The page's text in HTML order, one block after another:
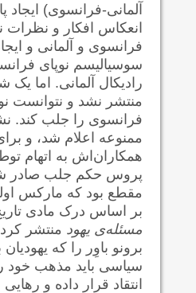
آلمانی-فرانسوی) ایجاد
انعکاس افکار و نظرات
فرانسوی و آلمانی و
سوسیالیسم نوپای
رادیکال آلمانی. اما یک
منتشر نشد و نتوانست
فرانسوی را جلب کند.
ممنوعه اعلام شد، و
همکاران‌اش به اتهام
پروس حکم جلب صادر
مقطع بود که مارکس
بر اساس درک مادی
مسئله‌ی یهود منتشر
برونو باوِر را که
سیاسی باید مذهب خود
انتقاد قرار داده و